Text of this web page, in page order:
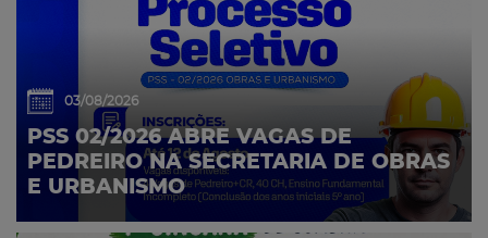
03/08/2026
PSS 02/2026 ABRE VAGAS DE
PEDREIRO NA SECRETARIA DE OBRAS
E URBANISMO